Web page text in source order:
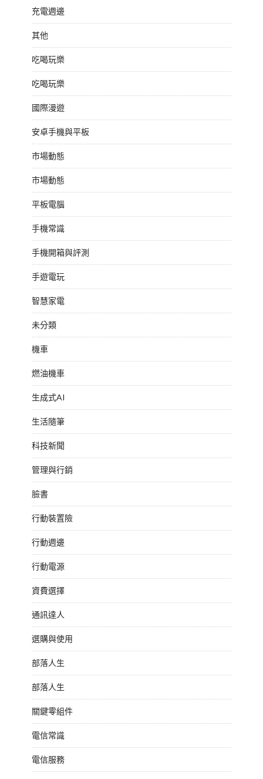
充電週邊
其他
吃喝玩樂
吃喝玩樂
國際漫遊
安卓手機與平板
市場動態
市場動態
平板電腦
手機常識
手機開箱與評測
手遊電玩
智慧家電
未分類
機車
燃油機車
生成式AI
生活隨筆
科技新聞
管理與行銷
臉書
行動裝置險
行動週邊
行動電源
資費選擇
通訊達人
選購與使用
部落人生
部落人生
關鍵零組件
電信常識
電信服務